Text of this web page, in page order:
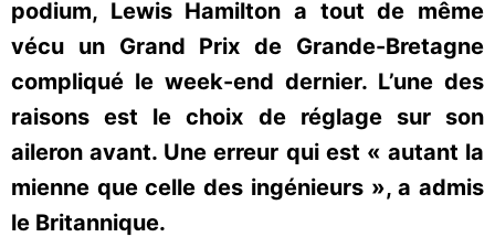
podium, Lewis Hamilton a tout de même
vécu un Grand Prix de Grande-Bretagne
compliqué le week-end dernier. L’une des
raisons est le choix de réglage sur son
aileron avant. Une erreur qui est « autant la
mienne que celle des ingénieurs », a admis
le Britannique.